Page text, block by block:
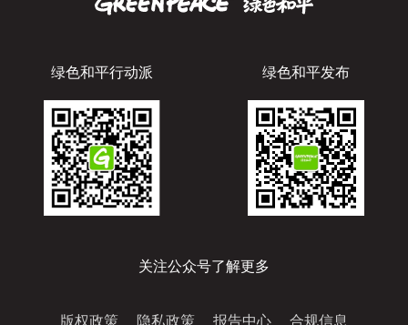
绿色和平行动派 绿色和平发布
关注公众号了解更多
版权政策 隐私政策 报告中心 合规信息